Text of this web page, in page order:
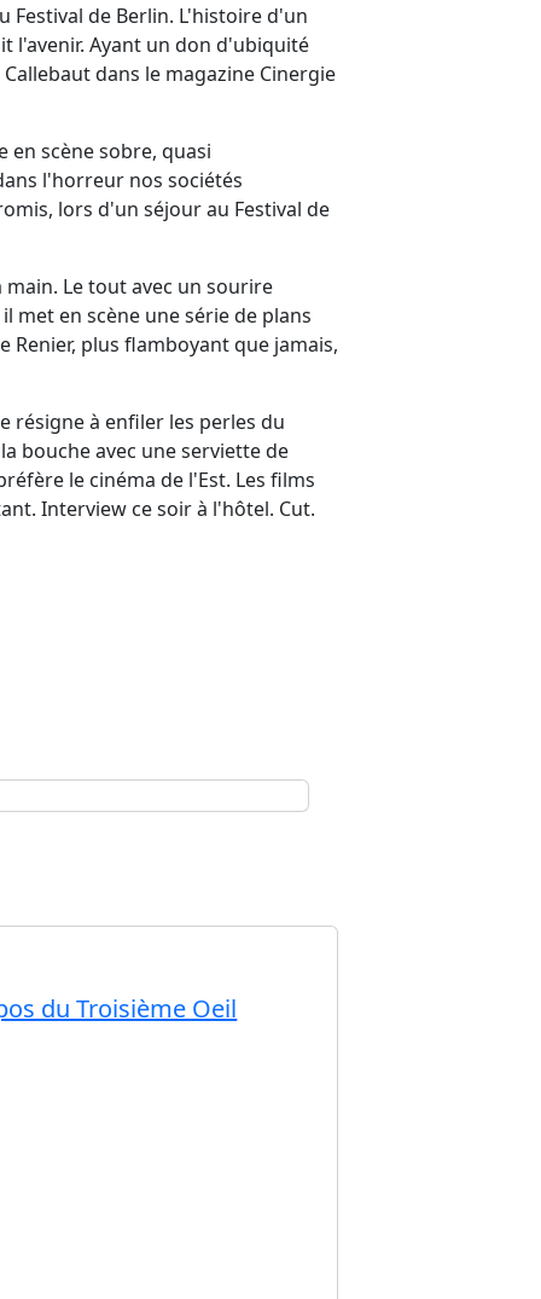
de Berlin. L'histoire d'un
l'avenir. Ayant un don d'ubiquité
dans le magazine Cinergie
en scène sobre, quasi
l'horreur nos sociétés
lors d'un séjour au Festival de
Le tout avec un sourire
met en scène une série de plans
Renier, plus flamboyant que jamais,
résigne à enfiler les perles du
bouche avec une serviette de
le cinéma de l'Est. Les films
Interview ce soir à l'hôtel. Cut.
du Troisième Oeil